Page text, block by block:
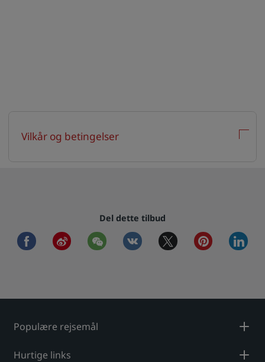
Vilkår og betingelser
Del dette tilbud
facebookweibo wechat vkontaktetwitter pinterest
Populære rejsemål
Hurtige links